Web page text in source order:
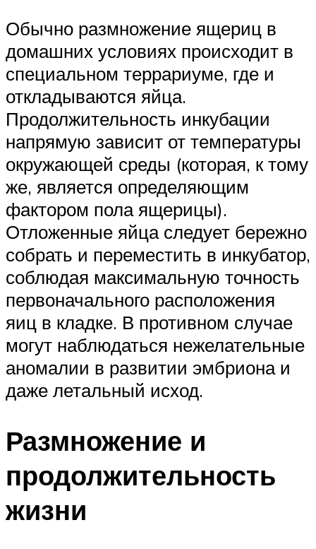
Обычно размножение ящериц в
домашних условиях происходит в
специальном террариуме, где и
откладываются яйца.
Продолжительность инкубации
напрямую зависит от температуры
окружающей среды (которая, к тому
же, является определяющим
фактором пола ящерицы).
Отложенные яйца следует бережно
собрать и переместить в инкубатор,
соблюдая максимальную точность
первоначального расположения
яиц в кладке. В противном случае
могут наблюдаться нежелательные
аномалии в развитии эмбриона и
даже летальный исход.
Размножение и
продолжительность
жизни